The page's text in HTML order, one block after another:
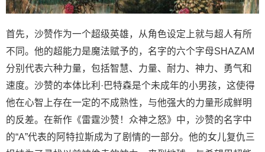
首先，沙赞作为一个超级英雄，从角色设定上就与超人有所
不同。他的超能力是魔法赋予的，名字的六个字母SHAZAM
分别代表六种力量，包括智慧、力量、耐力、神力、勇气和
速度。沙赞的本体比利·巴特森是个未成年的小男孩，这使得
他在心智上存在一定的不成熟性，与他强大的力量形成鲜明
的反差。在新作《雷霆沙赞！众神之怒》中，沙赞的名字中
的“A”代表的阿特拉斯成为了剧情的一部分。他的女儿复仇三